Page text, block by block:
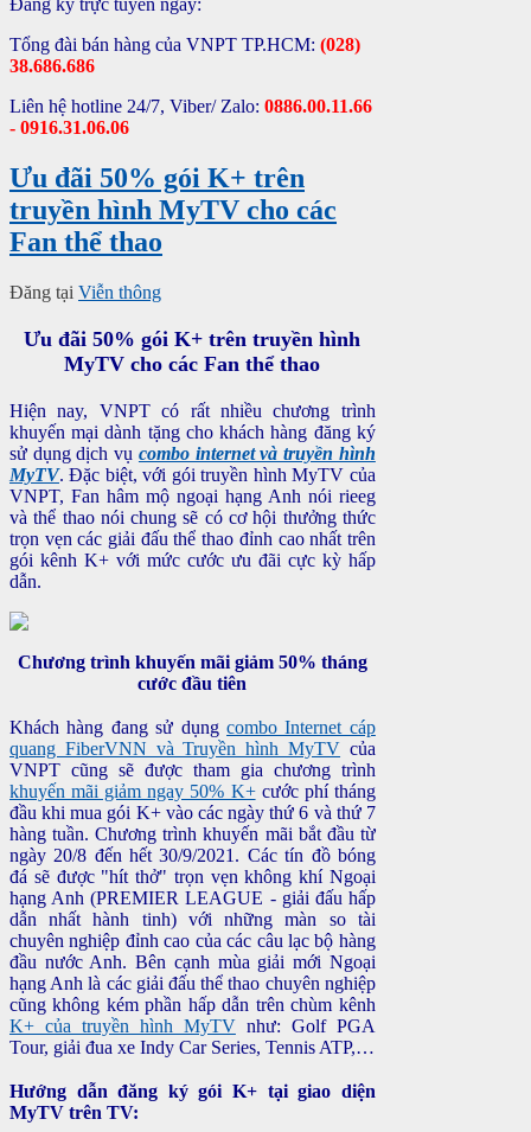
Đăng ký trực tuyến ngay:
Tổng đài bán hàng của VNPT TP.HCM: (028)
38.686.686
Liên hệ hotline 24/7, Viber/ Zalo: 0886.00.11.66
- 0916.31.06.06
Ưu đãi 50% gói K+ trên
truyền hình MyTV cho các
Fan thể thao
Đăng tại Viễn thông
Ưu đãi 50% gói K+ trên truyền hình
MyTV cho các Fan thể thao
Hiện nay, VNPT có rất nhiều chương trình
khuyến mại dành tặng cho khách hàng đăng ký
sử dụng dịch vụ combo internet và truyền hình
MyTV. Đặc biệt, với gói truyền hình MyTV của
VNPT, Fan hâm mộ ngoại hạng Anh nói rieeg
và thể thao nói chung sẽ có cơ hội thưởng thức
trọn vẹn các giải đấu thể thao đỉnh cao nhất trên
gói kênh K+ với mức cước ưu đãi cực kỳ hấp
dẫn.
Chương trình khuyến mãi giảm 50% tháng
cước đầu tiên
Khách hàng đang sử dụngcombo Internet cáp
quang FiberVNN và Truyền hình MyTV của
VNPT cũng sẽ được tham gia chương trình
khuyến mãi giảm ngay 50% K+cước phí tháng
đầu khi mua gói K+ vào các ngày thứ 6 và thứ 7
hàng tuần. Chương trình khuyến mãi bắt đầu từ
ngày 20/8 đến hết 30/9/2021. Các tín đồ bóng
đá sẽ được "hít thở" trọn vẹn không khí Ngoại
hạng Anh (PREMIER LEAGUE - giải đấu hấp
dẫn nhất hành tinh) với những màn so tài
chuyên nghiệp đỉnh cao của các câu lạc bộ hàng
đầu nước Anh. Bên cạnh mùa giải mới Ngoại
hạng Anh là các giải đấu thể thao chuyên nghiệp
cũng không kém phần hấp dẫn trên chùm kênh
K+ của truyền hình MyTVnhư: Golf PGA
Tour, giải đua xe Indy Car Series, Tennis ATP,…
Hướng dẫn đăng ký gói K+ tại giao diện
MyTV trên TV: